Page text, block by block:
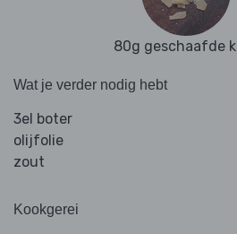
80g geschaafde
Wat je verder nodig hebt
3el boter
olijfolie
zout
Kookgerei